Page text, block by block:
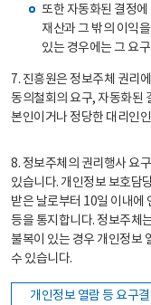
또한 자동화된 결정에
재산과 그 밖의 이익
있는 경우에는 그 요
7. 진흥원은 정보주체 권리
동의철회의 요구, 자동화된
본인이거나 정당한 대리인
8. 정보주체의 권리행사 요
있습니다. 개인정보 보호담
받은 날로부터 10일 이내에
등을 통지합니다. 정보주체
불복이 있는 경우 개인정보
수 있습니다.
개인정보 열람 등 요구